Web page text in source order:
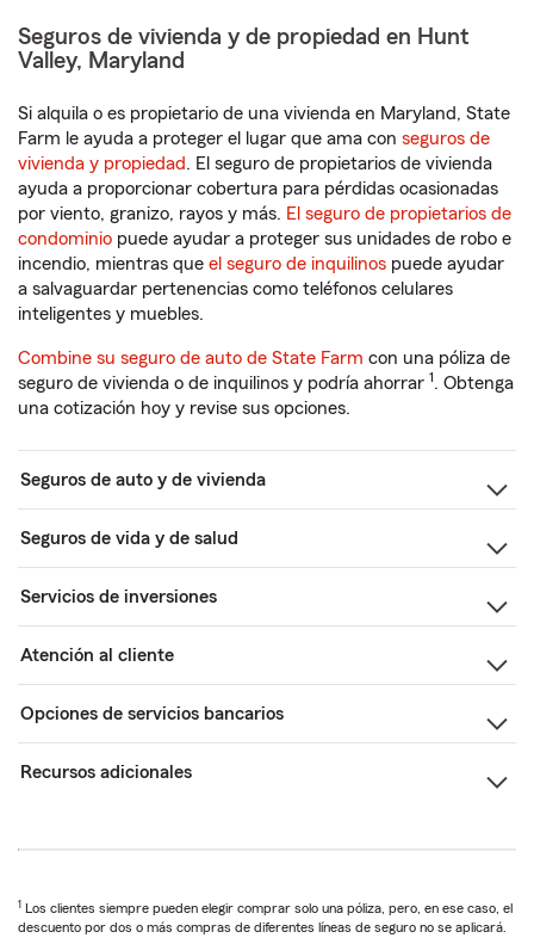
Seguros de vivienda y de propiedad en Hunt
Valley, Maryland
Si alquila o es propietario de una vivienda en Maryland, State
Farm le ayuda a proteger el lugar que ama con seguros de
vivienda y propiedad. El seguro de propietarios de vivienda
ayuda a proporcionar cobertura para pérdidas ocasionadas
por viento, granizo, rayos y más. El seguro de propietarios de
condominio puede ayudar a proteger sus unidades de robo e
incendio, mientras que el seguro de inquilinos puede ayudar
a salvaguardar pertenencias como teléfonos celulares
inteligentes y muebles.
Combine su seguro de auto de State Farm con una póliza de
seguro de vivienda o de inquilinos y podría ahorrar 1. Obtenga
una cotización hoy y revise sus opciones.
Seguros de auto y de vivienda
Seguros de vida y de salud
Servicios de inversiones
Atención al cliente
Opciones de servicios bancarios
Recursos adicionales
1 Los clientes siempre pueden elegir comprar solo una póliza, pero, en ese caso, el
descuento por dos o más compras de diferentes líneas de seguro no se aplicará.